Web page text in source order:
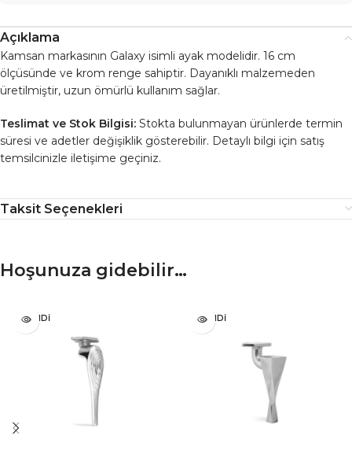
Açıklama
Kamsan markasının Galaxy isimli ayak modelidir. 16 cm
ölçüsünde ve krom renge sahiptir. Dayanıklı malzemeden
üretilmiştir, uzun ömürlü kullanım sağlar.
Teslimat ve Stok Bilgisi: Stokta bulunmayan ürünlerde termin
süresi ve adetler değişiklik gösterebilir. Detaylı bilgi için satış
temsilcinizle iletişime geçiniz.
Taksit Seçenekleri
Hoşunuza gidebilir…
TÜKENDI TÜKENDI